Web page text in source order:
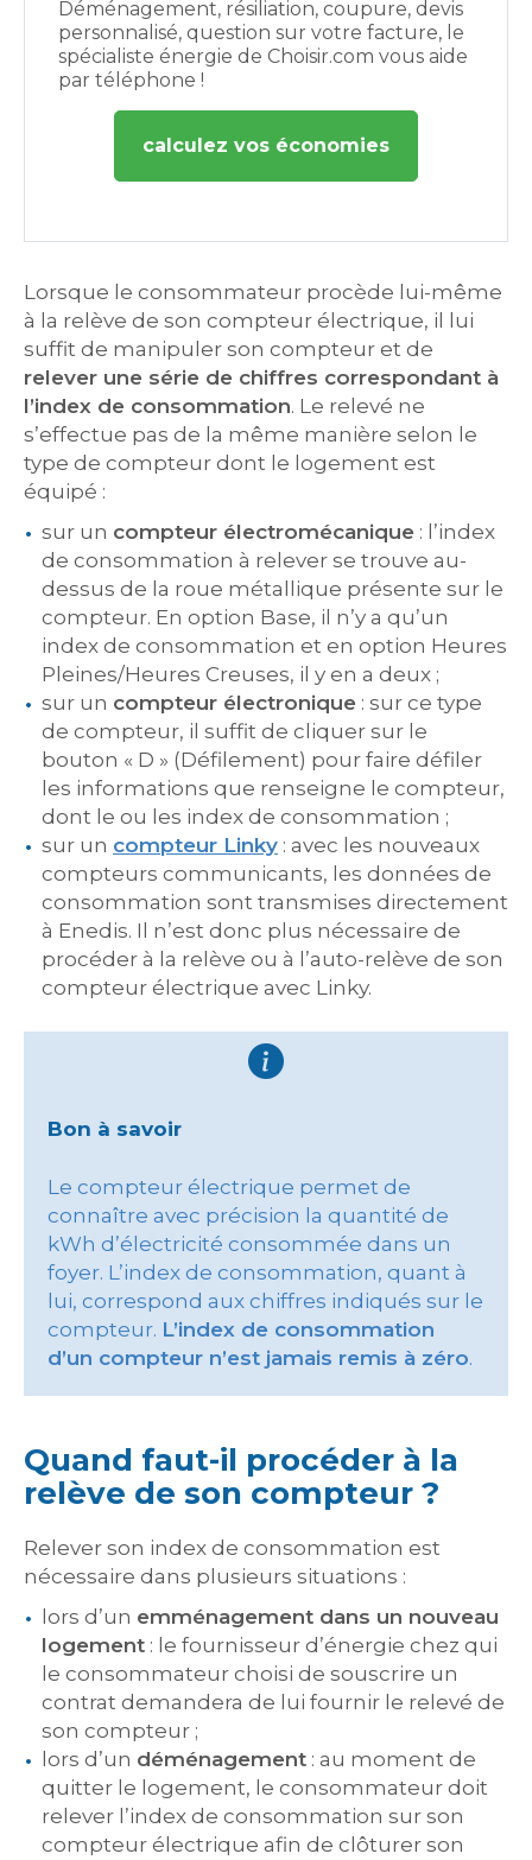
Déménagement, résiliation, coupure, devis
personnalisé, question sur votre facture, le
spécialiste énergie de Choisir.com vous aide
par téléphone !
calculez vos économies
Lorsque le consommateur procède lui-même
à la relève de son compteur électrique, il lui
suffit de manipuler son compteur et de
relever une série de chiffres correspondant à
l’index de consommation. Le relevé ne
s’effectue pas de la même manière selon le
type de compteur dont le logement est
équipé :
sur un compteur électromécanique : l’index
de consommation à relever se trouve au-
dessus de la roue métallique présente sur le
compteur. En option Base, il n’y a qu’un
index de consommation et en option Heures
Pleines/Heures Creuses, il y en a deux ;
sur un compteur électronique : sur ce type
de compteur, il suffit de cliquer sur le
bouton « D » (Défilement) pour faire défiler
les informations que renseigne le compteur,
dont le ou les index de consommation ;
sur un compteur Linky : avec les nouveaux
compteurs communicants, les données de
consommation sont transmises directement
à Enedis. Il n’est donc plus nécessaire de
procéder à la relève ou à l’auto-relève de son
compteur électrique avec Linky.
Bon à savoir
Le compteur électrique permet de
connaître avec précision la quantité de
kWh d’électricité consommée dans un
foyer. L’index de consommation, quant à
lui, correspond aux chiffres indiqués sur le
compteur. L’index de consommation
d’un compteur n’est jamais remis à zéro.
Quand faut-il procéder à la
relève de son compteur ?
Relever son index de consommation est
nécessaire dans plusieurs situations :
lors d’un emménagement dans un nouveau
logement : le fournisseur d’énergie chez qui
le consommateur choisi de souscrire un
contrat demandera de lui fournir le relevé de
son compteur ;
lors d’un déménagement : au moment de
quitter le logement, le consommateur doit
relever l’index de consommation sur son
compteur électrique afin de clôturer son